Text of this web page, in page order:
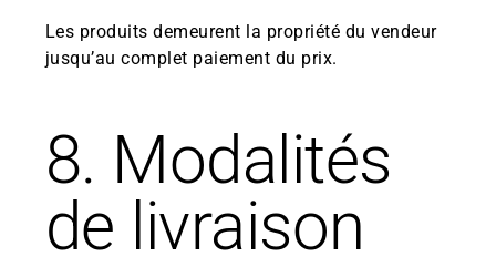
Les produits demeurent la propriété du vendeur
jusqu’au complet paiement du prix.
8. Modalités
de livraison